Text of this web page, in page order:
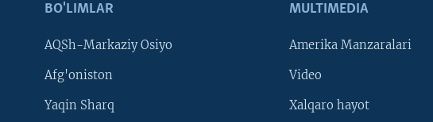
BO'LIMLAR
AQSh-Markaziy Osiyo
Afg'oniston
Yaqin Sharq
MULTIMEDIA
Amerika Manzaralari
Video
Xalqaro hayot